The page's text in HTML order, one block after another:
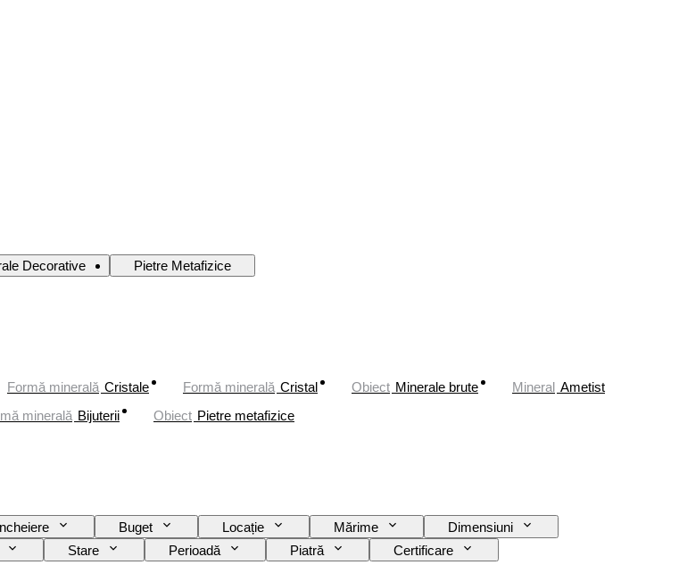
Decorative Pietre Metafizice
Formă minerală Cristale Formă minerală Cristal Obiect Minerale brute Mineral Ametist
minerală Bijuterii Obiect Pietre metafizice
Buget Locație Mărime
Dimensiuni
Stare Perioadă Piatră
Certificare